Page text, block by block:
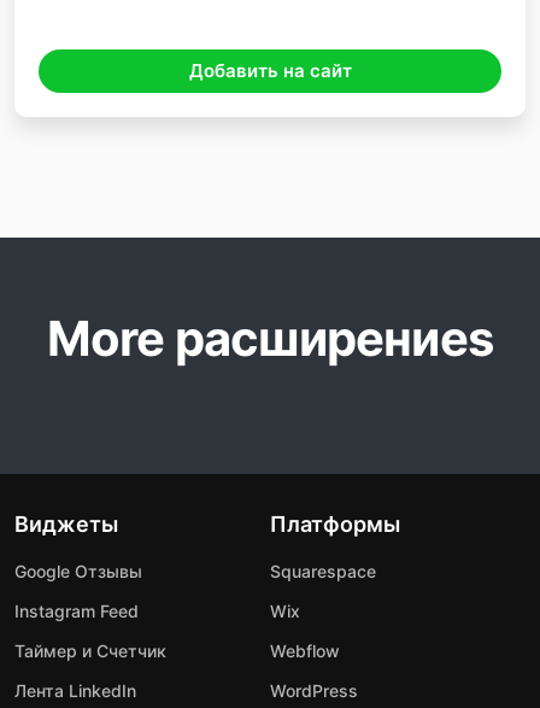
Добавить на сайт
More расширениеs
Виджеты
Google Отзывы
Instagram Feed
Таймер и Счетчик
Лента LinkedIn
Платформы
Squarespace
Wix
Webflow
WordPress